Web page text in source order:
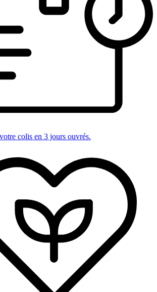
colis en 3 jours ouvrés.